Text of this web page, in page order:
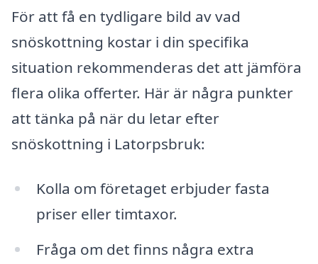
För att få en tydligare bild av vad
snöskottning kostar i din specifika
situation rekommenderas det att jämföra
flera olika offerter. Här är några punkter
att tänka på när du letar efter
snöskottning i Latorpsbruk:
Kolla om företaget erbjuder fasta
priser eller timtaxor.
Fråga om det finns några extra